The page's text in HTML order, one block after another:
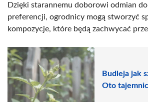
Dzięki starannemu doborowi odmian
preferencji, ogrodnicy mogą stworzyć
kompozycje, które będą zachwycać
Budleja jak
Oto